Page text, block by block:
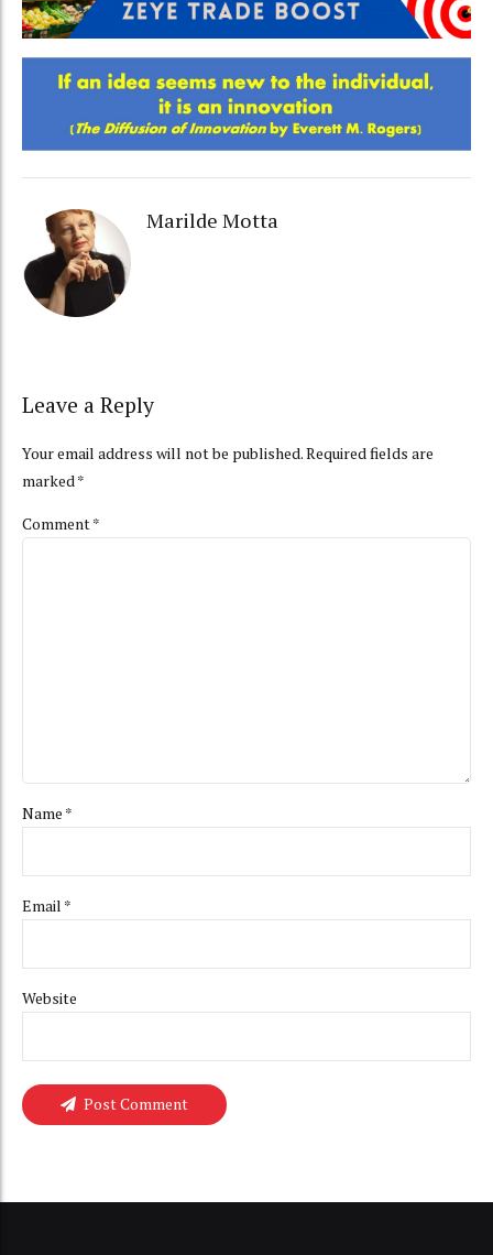
Marilde Motta
Leave a Reply
Your email address will not be published. Required fields are
marked *
Comment*
Name *
Email *
Website
Post Comment